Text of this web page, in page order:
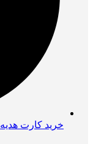
خرید کارت هدیه